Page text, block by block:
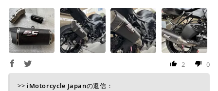
2 0
>> iMotorcycle Japanの返信：